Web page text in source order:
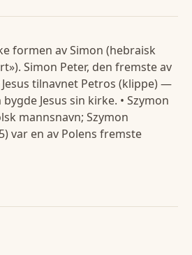
formen av Simon (hebraisk
Simon Peter, den fremste av
Jesus tilnavnet Petros (klippe) —
Jesus sin kirke. • Szymon
mannsnavn; Szymon
var en av Polens fremste